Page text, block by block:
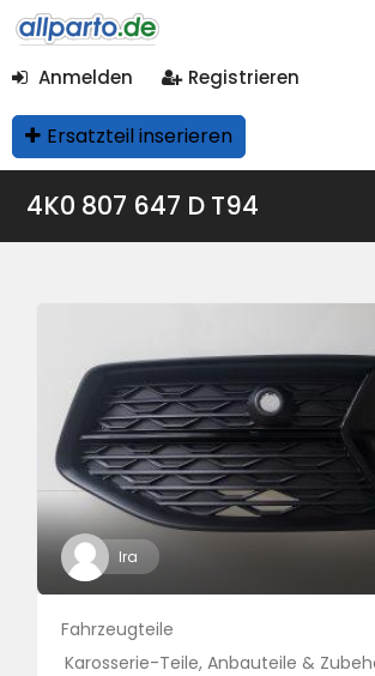
Anmelden Registrieren
Ersatzteil inserieren
4K0 807 647 D T94
Ira
Fahrzeugteile
Karosserie-Teile, Anbauteile &